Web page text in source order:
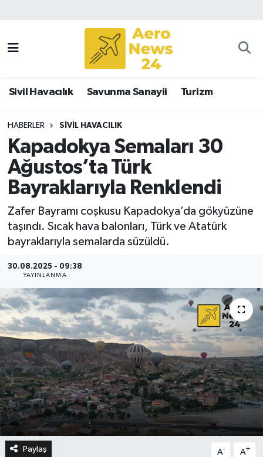
Sivil Havacılık Savunma Sanayii Turizm
HABERLER SIVIL HAVACILIK
Kapadokya Semaları 30
Ağustos’ta Türk
Bayraklarıyla Renklendi
Zafer Bayramı coşkusu Kapadokya’da gökyüzüne
taşındı. Sıcak hava balonları, Türk ve Atatürk
bayraklarıyla semalarda süzüldü.
30.08.2025 - 09:38
YAYINLANMA
Paylaş A- A+